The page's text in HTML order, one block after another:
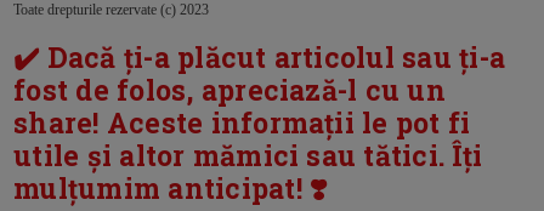
Toate drepturile rezervate (c) 2023
✔️ Dacă ți-a plăcut articolul sau ți-a
fost de folos, apreciază-l cu un
share! Aceste informații le pot fi
utile și altor mămici sau tătici. Îți
mulțumim anticipat! ❣️